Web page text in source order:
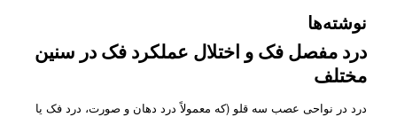
نوشته‌ها
درد مفصل فک و اختلال عملکرد فک در سنین
مختلف
درد در نواحی عصب سه قلو (که معمولاً درد دهان و صورت، درد فک یا